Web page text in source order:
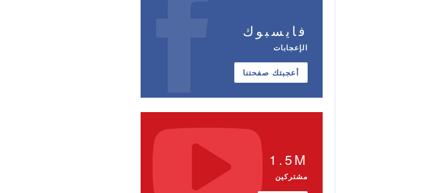
فايسبوك
الإعجابات
أعجبتك صفحتنا
1.5M
مشتركين